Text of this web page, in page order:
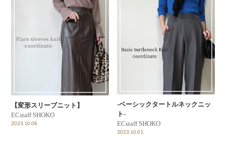
【変形スリーブニット】
ECstaff SHOKO
2023.10.08
-ベーシックタートルネックニッ
ト-
ECstaff SHOKO
2023.10.01